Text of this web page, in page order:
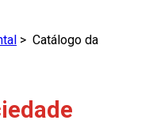
> Catálogo da